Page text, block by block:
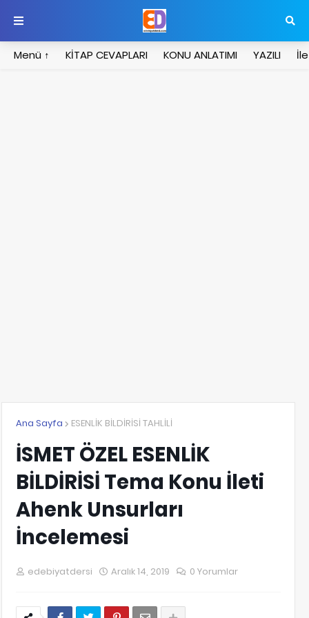
Menü ↑ KİTAP CEVAPLARI KONU ANLATIMI YAZILI
Ana Sayfa ESENLİK BİLDİRİSİ TAHLİLİ
İSMET ÖZEL ESENLİK
BİLDİRİSİ Tema Konu İleti
Ahenk Unsurları
İncelemesi
edebiyatdersi Aralık 14, 2019 0 Yorumlar